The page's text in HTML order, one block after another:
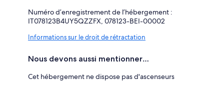
Numéro d’enregistrement de l’hébergement :
IT078123B4UY5QZZFX, 078123-BEI-00002
Informations sur le droit de rétractation
Nous devons aussi mentionner…
Cet hébergement ne dispose pas d'ascenseurs